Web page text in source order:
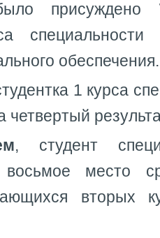
присуждено
1 курса
, студент
место
вторых